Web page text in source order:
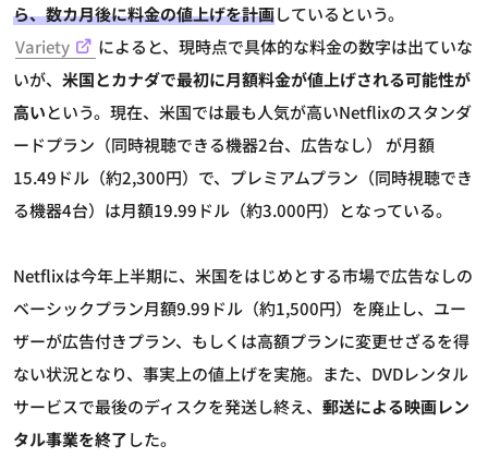
ら、数カ月後に料金の値上げを計画しているという。
Variety
によると、現時点で具体的な料金の数字は出ていな
いが、 米国とカナダで最初に月額料金が値上げされる可能性が
高いという。現在、米国では最も人気が高いNetflixのスタンダ
ードプラン（同時視聴できる機器2台、広告なし） が月額
15.49ドル（約2,300円）で、プレミアムプラン（同時視聴でき
る機器4台）は月額19.99ドル（約3.000円）となっている。
Netflixは今年上半期に、米国をはじめとする市場で広告なしの
ベーシックプラン月額9.99ドル（約1,500円）を廃止し、ユー
ザーが広告付きプラン、もしくは高額プランに変更せざるを得
ない状況となり、事実上の値上げを実施。また、DVDレンタル
サービスで最後のディスクを発送し終え、 郵送による映画レン
タル事業を終了した。